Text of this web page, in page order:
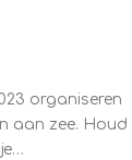
organiseren
aan zee. Houd